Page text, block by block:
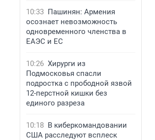
10:33 Пашинян: Армения
осознает невозможность
одновременного членства в
ЕАЭС и ЕС
10:26 Хирурги из
Подмосковья спасли
подростка с прободной язвой
12-перстной кишки без
единого разреза
10:18 В киберкомандовании
США расследуют всплеск